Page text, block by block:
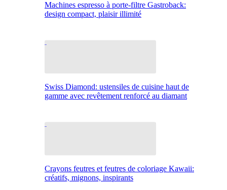
Machines espresso à porte-filtre Gastroback:
design compact, plaisir illimité
Swiss Diamond: ustensiles de cuisine haut de
gamme avec revêtement renforcé au diamant
Crayons feutres et feutres de coloriage Kawaii:
créatifs, mignons, inspirants